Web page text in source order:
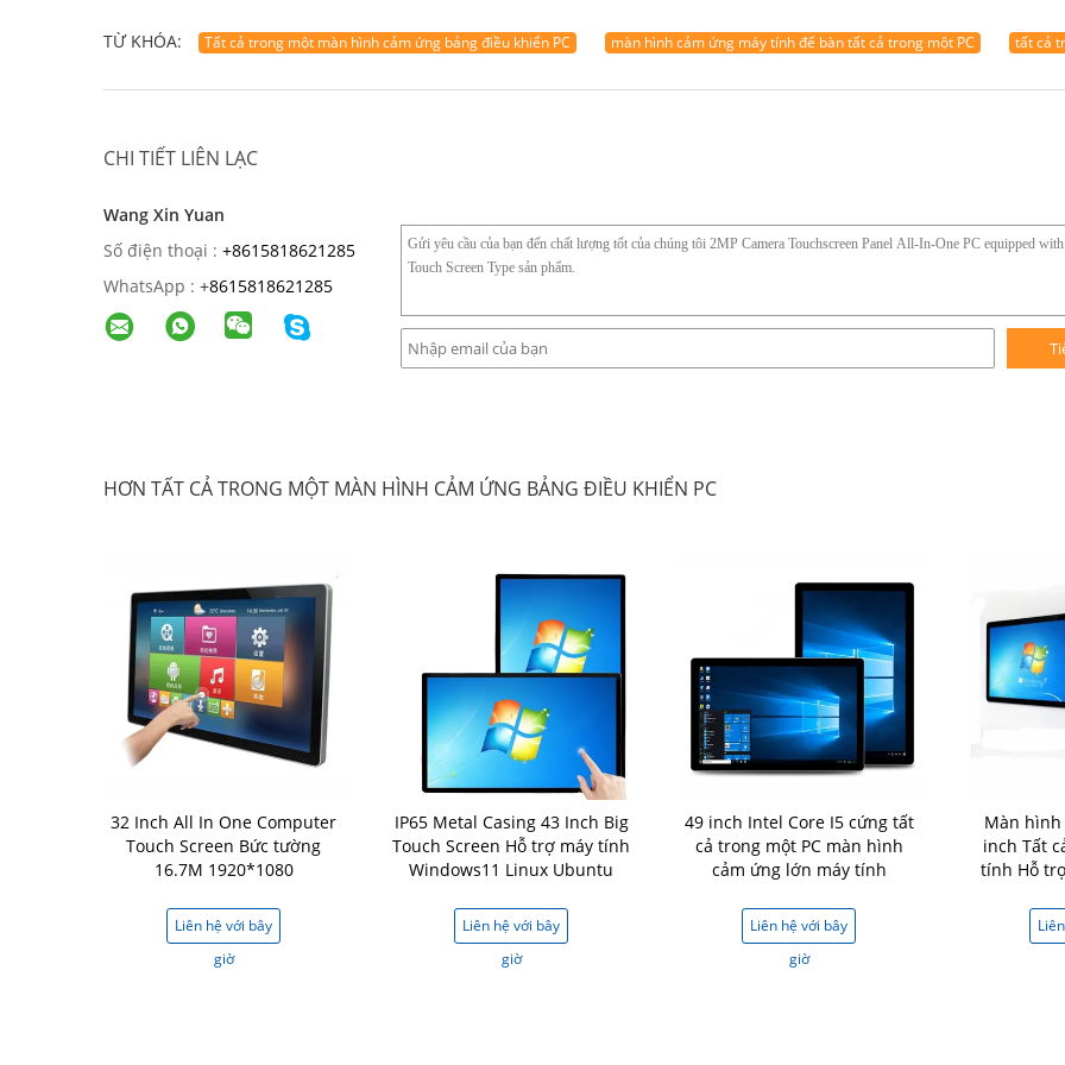
TỪ KHÓA: Tất cả trong một màn hình cảm ứng bảng điều khiển PC màn hình cảm ứng máy tính để bàn tất cả trong một PC tất cả
CHI TIẾT LIÊN LẠC
Wang Xin Yuan
Số điện thoại : +8615818621285
WhatsApp : +8615818621285
HƠN TẤT CẢ TRONG MỘT MÀN HÌNH CẢM ỨNG BẢNG ĐIỀU KHIỂN PC
32 Inch All In One Computer
Touch Screen Bức tường
16.7M 1920*1080
Liên hệ với bây
giờ
IP65 Metal Casing 43 Inch Big
Touch Screen Hỗ trợ máy tính
Windows11 Linux Ubuntu
Liên hệ với bây
giờ
49 inch Intel Core I5 cứng tất
cả trong một PC màn hình
cảm ứng lớn máy tính
Liên hệ với bây
giờ
Màn
inch Tất
tính Hỗ